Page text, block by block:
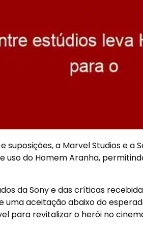
suposições, a Marvel Studios e
uso do Homem Aranha,
da Sony e das críticas
uma aceitação abaixo do
para revitalizar o herói no